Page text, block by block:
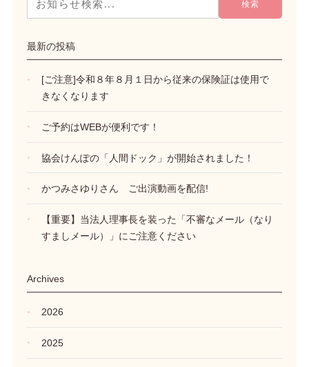
最新の投稿
[ご注意]令和８年８月１日から従来の保険証は使用で
きなくなります
ご予約はWEBが便利です！
協会けんぽの「人間ドック」が開始されました！
かつみさゆりさん ご出演動画を配信!
【重要】当法人理事長を装った「不審なメール（なり
すましメール）」にご注意ください
Archives
2026
2025